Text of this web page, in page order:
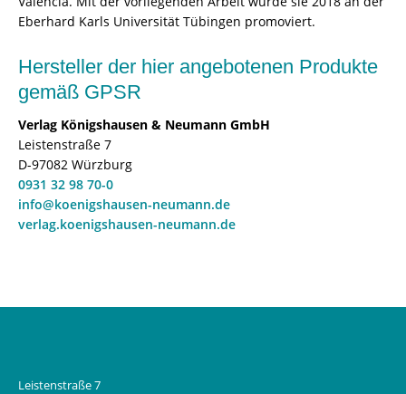
Eberhard Karls Universität Tübingen promoviert.
Hersteller der hier angebotenen Produkte
gemäß GPSR
Verlag Königshausen & Neumann GmbH
Leistenstraße 7
D-97082 Würzburg
0931 32 98 70-0
info@koenigshausen-neumann.de
verlag.koenigshausen-neumann.de
Leistenstraße 7